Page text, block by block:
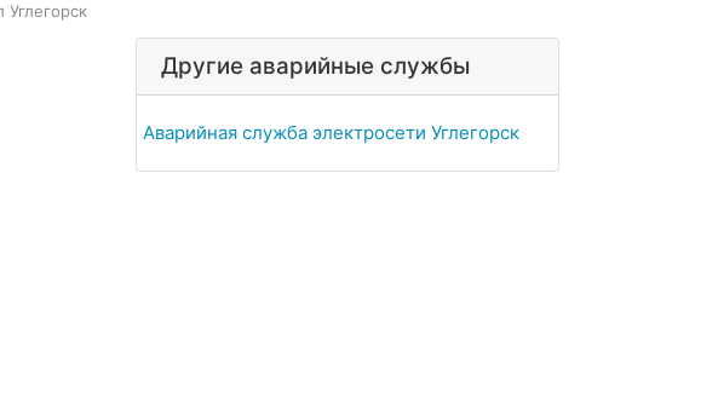
Другие аварийные службы
Аварийная служба электросети Углегорск